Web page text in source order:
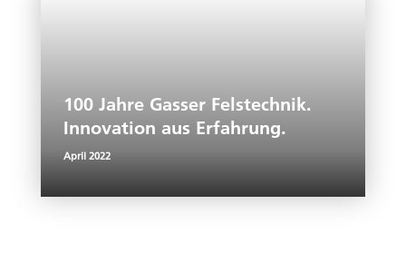
100 Jahre Gasser Felstechnik.
Innovation aus Erfahrung.
April 2022